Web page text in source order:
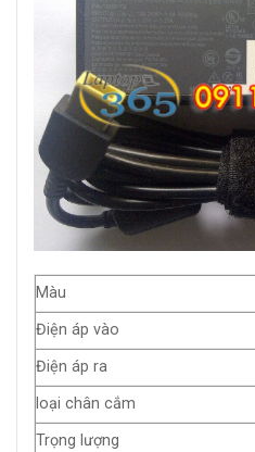
Màu
Điện áp vào
Điện áp ra
loại chân cắm
Trọng lượng